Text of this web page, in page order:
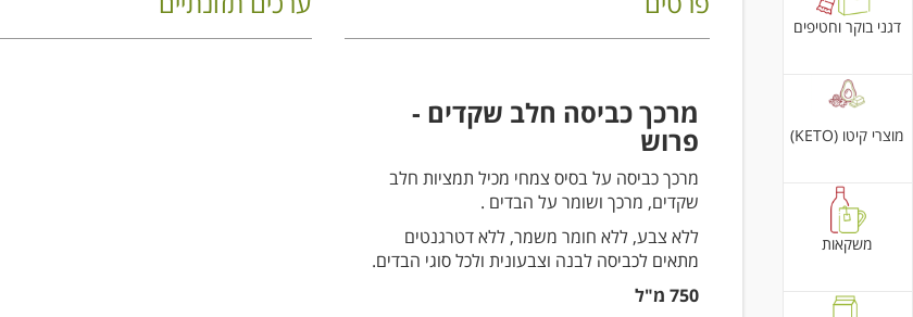
דגני בוקר וחטיפים
מוצרי קיטו (KETO)
משקאות
מרכך כביסה חלב שקדים -
פרוש
מרכך כביסה על בסיס צמחי מכיל תמציות חלב
שקדים, מרכך ושומר על הבדים .
ללא צבע, ללא חומר משמר, ללא דטרגנטים
מתאים לכביסה לבנה וצבעונית ולכל סוגי הבדים.
750 מ"ל